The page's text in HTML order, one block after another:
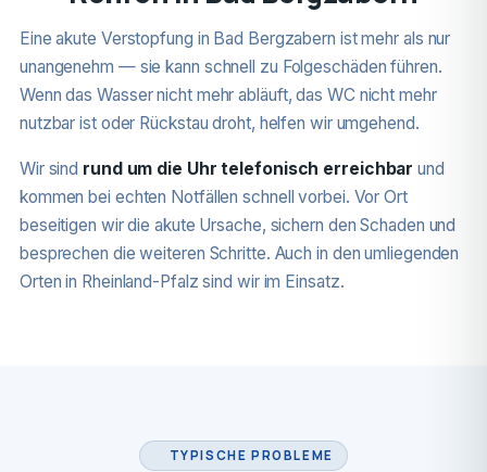
Eine akute Verstopfung in Bad Bergzabern ist mehr als nur
unangenehm — sie kann schnell zu Folgeschäden führen.
Wenn das Wasser nicht mehr abläuft, das WC nicht mehr
nutzbar ist oder Rückstau droht, helfen wir umgehend.
Wir sind rund um die Uhr telefonisch erreichbar und
kommen bei echten Notfällen schnell vorbei. Vor Ort
beseitigen wir die akute Ursache, sichern den Schaden und
besprechen die weiteren Schritte. Auch in den umliegenden
Orten in Rheinland-Pfalz sind wir im Einsatz.
TYPISCHE PROBLEME